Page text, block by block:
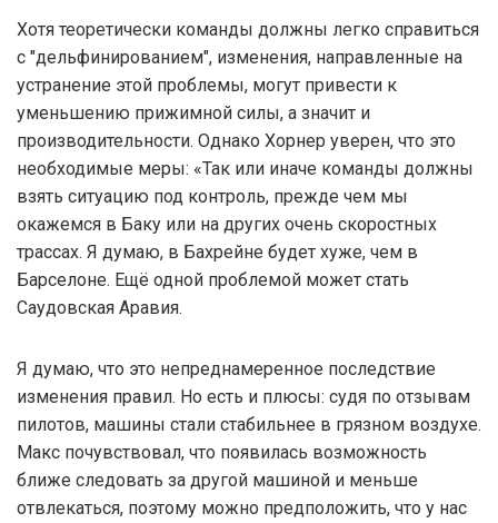
Хотя теоретически команды должны легко справиться
с "дельфинированием", изменения, направленные на
устранение этой проблемы, могут привести к
уменьшению прижимной силы, а значит и
производительности. Однако Хорнер уверен, что это
необходимые меры: «Так или иначе команды должны
взять ситуацию под контроль, прежде чем мы
окажемся в Баку или на других очень скоростных
трассах. Я думаю, в Бахрейне будет хуже, чем в
Барселоне. Ещё одной проблемой может стать
Саудовская Аравия.
Я думаю, что это непреднамеренное последствие
изменения правил. Но есть и плюсы: судя по отзывам
пилотов, машины стали стабильнее в грязном воздухе.
Макс почувствовал, что появилась возможность
ближе следовать за другой машиной и меньше
отвлекаться, поэтому можно предположить, что у нас